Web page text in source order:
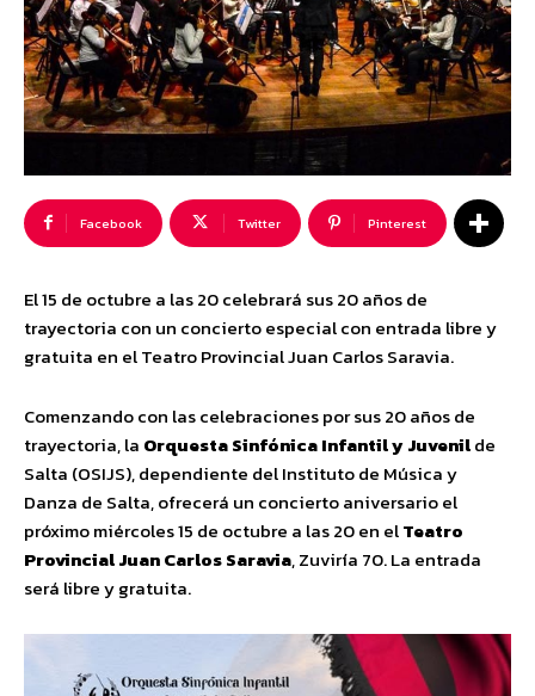
Facebook Twitter Pinterest
El 15 de octubre a las 20 celebrará sus 20 años de
trayectoria con un concierto especial con entrada libre y
gratuita en el Teatro Provincial Juan Carlos Saravia.
Comenzando con las celebraciones por sus 20 años de
trayectoria, la Orquesta Sinfónica Infantil y Juvenilde
Salta (OSIJS), dependiente del Instituto de Música y
Danza de Salta, ofrecerá un concierto aniversario el
próximo miércoles 15 de octubre a las 20 en elTeatro
Provincial Juan Carlos Saravia, Zuviría 70. La entrada
será libre y gratuita.